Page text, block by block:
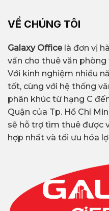
VỀ CHÚNG TÔI
Galaxy Officelà đơn vị
vấn cho thuê văn
Với kinh nghiệm nhiều
tốt, cùng với hệ thống
phân khúc từ hạng C
Quận của Tp. Hồ Chí
sẽ hỗ trợ tìm thuê được
hợp nhất và tối ưu hóa